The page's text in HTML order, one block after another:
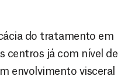
do tratamento em
centros já com nível de
envolvimento visceral